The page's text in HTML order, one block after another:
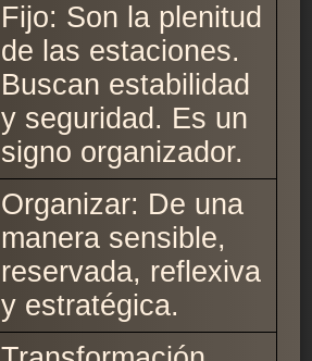
Fijo: Son la plenitud
de las estaciones.
Buscan estabilidad
y seguridad. Es un
signo organizador.
Organizar: De una
manera sensible,
reservada, reflexiva
y estratégica.